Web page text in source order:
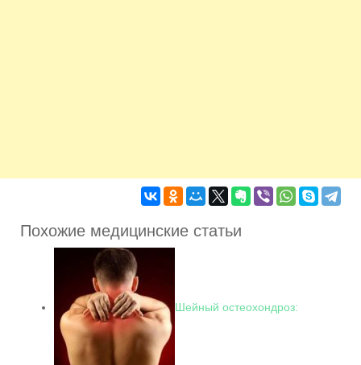
Похожие медицинские статьи
Шейный остеохондроз: